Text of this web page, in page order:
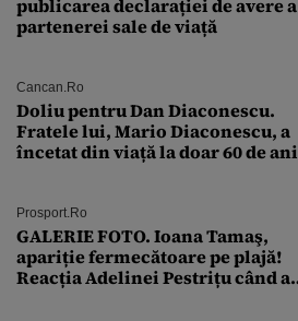
publicarea declarației de avere a
partenerei sale de viață
Cancan.ro
Doliu pentru Dan Diaconescu.
Fratele lui, Mario Diaconescu, a
încetat din viață la doar 60 de ani
Prosport.ro
GALERIE FOTO. Ioana Tamaş,
apariție fermecătoare pe plajă!
Reacția Adelinei Pestrițu când a